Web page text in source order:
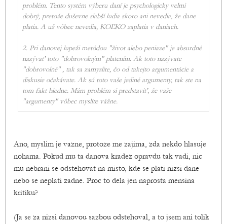
problém. Tento systém výberu daní je psychologicky velmi
dobrý, pretože duševne slabší ludia skoro ani nevedia, že dane
platia. A už vôbec nevedia, KOĽKO zaplatia v daniach.
2. Pri danovej lupeži metódou "život alebo peniaze" je absurdné
nazývať toto "dobrovolným" platením. Ak toto nazývate
"dobrovolné" , tak sa zamyslite, čo od takejto argumentácie a
diskusie očakávate. Ak sú toto vaše jediné argumenty, tak ste na
tom fakt biedne. Mám problém si predstaviť, že vaše
"argumenty" vôbec myslíte vážne.
Ano, myslim je vazne, protoze me zajima, zda nekdo hlasuje
nohama. Pokud mu ta danova kradez opravdu tak vadi, nic
mu nebrani se odstehovat na misto, kde se plati nizsi dane
nebo se neplati zadne. Proc to dela jen naprosta mensina
kritiku?
(Ja se za nizsi danovou sazbou odstehoval, a to jsem ani tolik